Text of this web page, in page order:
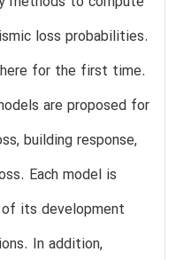
loss probabilities.
for the first time.
are proposed for
building response,
Each model is
its development
In addition,